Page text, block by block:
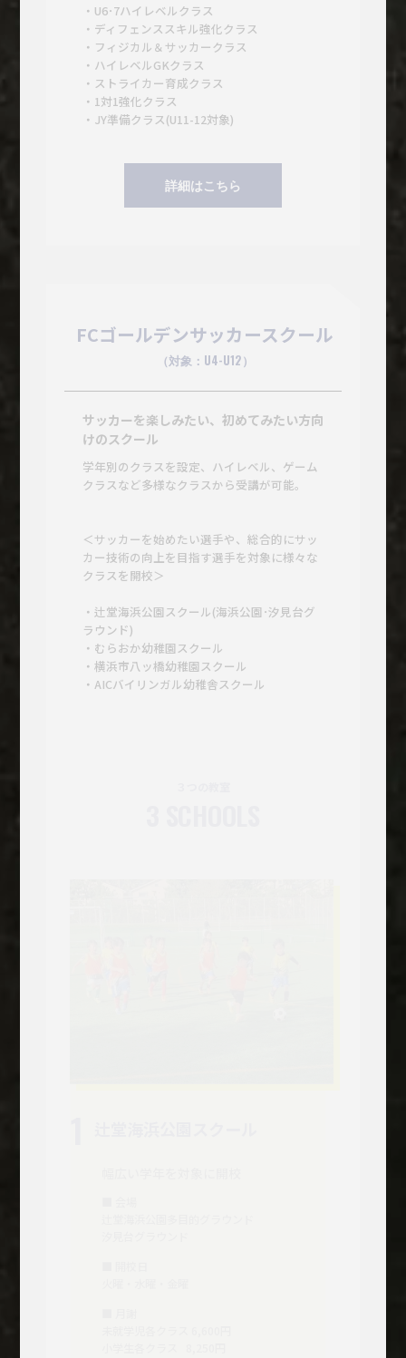
・U6･7ハイレベルクラス
・ディフェンススキル強化クラス
・フィジカル＆サッカークラス
・ハイレベルGKクラス
・ストライカー育成クラス
・1対1強化クラス
・JY準備クラス(U11-12対象)
詳細はこちら
FCゴールデンサッカースクール
（対象：U4-U12）
サッカーを楽しみたい、初めてみたい方向
けのスクール
学年別のクラスを設定、ハイレベル、ゲーム
クラスなど多様なクラスから受講が可能。
＜サッカーを始めたい選手や、総合的にサッ
カー技術の向上を目指す選手を対象に様々な
クラスを開校＞
・辻堂海浜公園スクール(海浜公園･汐見台グ
ラウンド)
・むらおか幼稚園スクール
・横浜市八ッ橋幼稚園スクール
・AICバイリンガル幼稚舎スクール